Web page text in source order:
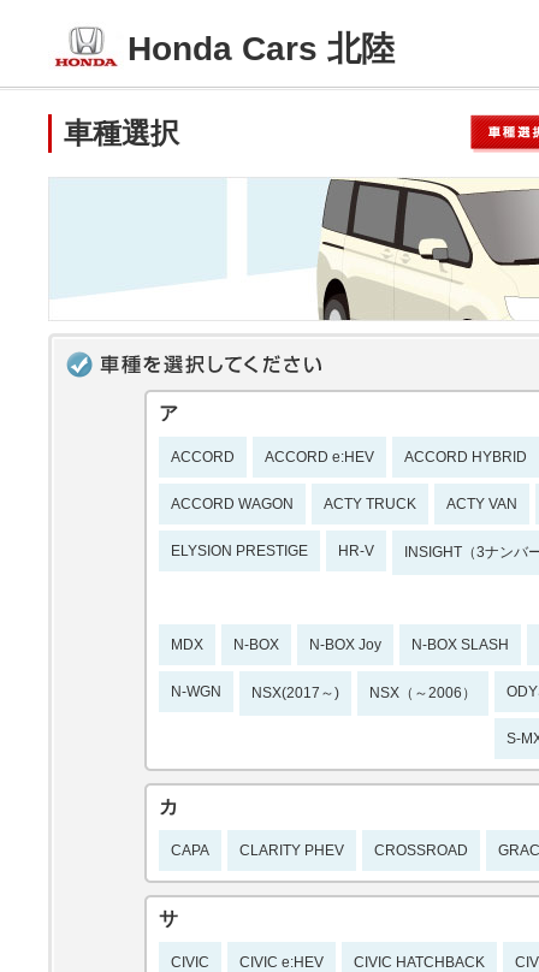
Honda Cars 北陸
車種選択
ア
ACCORD ACCORD e:HEV ACCORD HYBRID
ACCORD WAGON ACTY TRUCK ACTY VAN
ELYSION PRESTIGE HR-V INSIGHT（3ナンバ
MDX N-BOX N-BOX Joy N-BOX SLASH
N-WGN NSX(2017～) NSX（～2006）
S-
カ
CAPA CLARITY PHEV CROSSROAD
サ
CIVIC CIVIC e:HEV CIVIC HATCHBACK